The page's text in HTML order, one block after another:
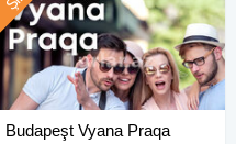
Budapeşt Vyana Praqa